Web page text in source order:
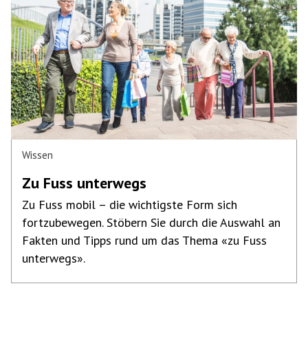
Wissen
Zu Fuss unterwegs
Zu Fuss mobil – die wichtigste Form sich
fortzubewegen. Stöbern Sie durch die Auswahl an
Fakten und Tipps rund um das Thema «zu Fuss
unterwegs».